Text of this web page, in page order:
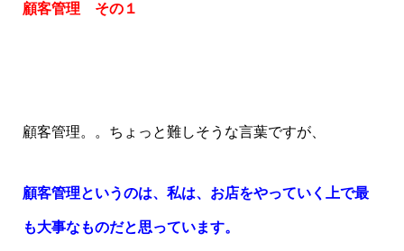
顧客管理 その１
顧客管理。。ちょっと難しそうな言葉ですが、
顧客管理というのは、私は、お店をやっていく上で最
も大事なものだと思っています。